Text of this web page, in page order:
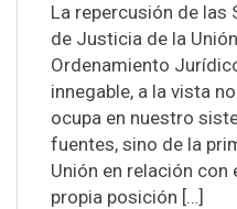
La repercusión de las
de Justicia de la
Ordenamiento
innegable, a la vista
ocupa en nuestro
fuentes, sino de la
Unión en relación con
propia posición […]